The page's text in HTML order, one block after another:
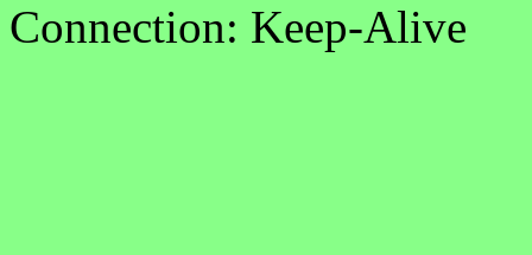
Connection: Keep-Alive